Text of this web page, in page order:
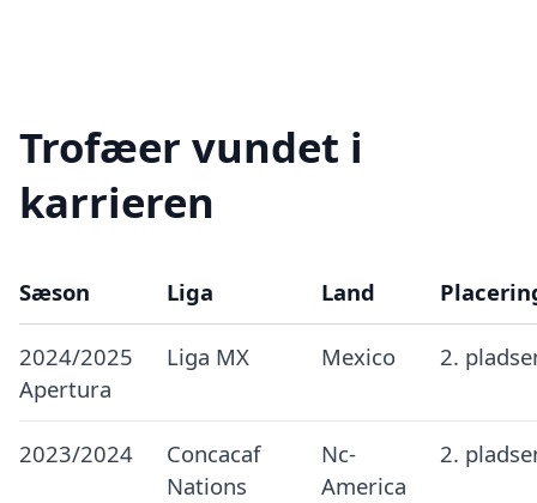
Trofæer vundet i
karrieren
Sæson Liga Land
2024/2025
Apertura
Liga MX Mexico 2.
2023/2024
Concacaf
Nations
Nc-
America
2.